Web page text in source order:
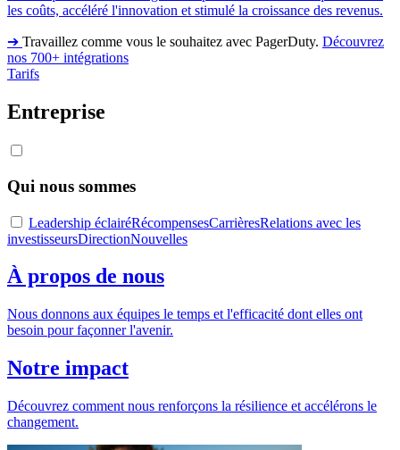
les coûts, accéléré l'innovation et stimulé la croissance des revenus.
➔ Travaillez comme vous le souhaitez avec PagerDuty. Découvrez
nos 700+ intégrations
Tarifs
Entreprise
Qui nous sommes
Leadership éclairéRécompensesCarrièresRelations avec les
investisseursDirectionNouvelles
À propos de nous
Nous donnons aux équipes le temps et l'efficacité dont elles ont
besoin pour façonner l'avenir.
Notre impact
Découvrez comment nous renforçons la résilience et accélérons le
changement.